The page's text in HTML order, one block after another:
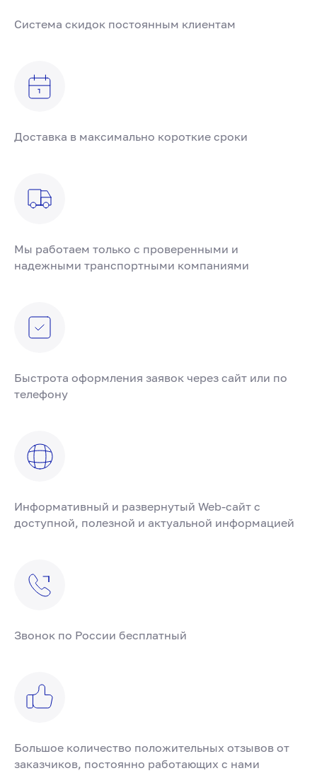
Система скидок постоянным клиентам
Доставка в максимально короткие сроки
Мы работаем только с проверенными и
надежными транспортными компаниями
Быстрота оформления заявок через сайт или по
телефону
Информативный и развернутый Web-сайт с
доступной, полезной и актуальной информацией
Звонок по России бесплатный
Большое количество положительных отзывов от
заказчиков, постоянно работающих с нами